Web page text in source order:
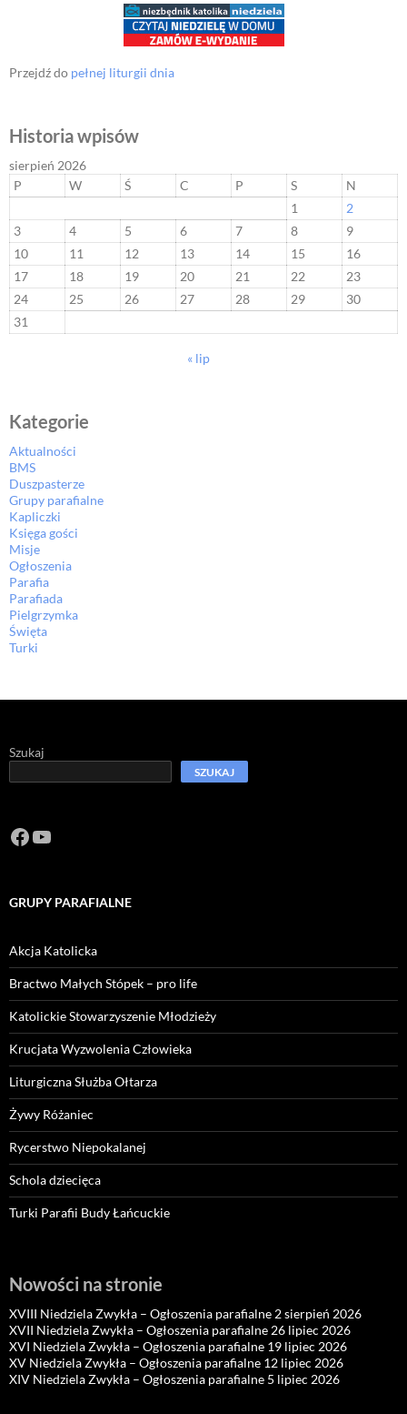
Przejdź do pełnej liturgii dnia
Historia wpisów
sierpień 2026
P
W Ś C P S
N
1
2
3
4 5 6 7 8
9
10
11 12 13 14 15
16
17
18 19 20 21 22
23
24
25 26 27 28 29
30
31
« lip
Kategorie
Aktualności
BMS
Duszpasterze
Grupy parafialne
Kapliczki
Księga gości
Misje
Ogłoszenia
Parafia
Parafiada
Pielgrzymka
Święta
Turki
Szukaj
SZUKAJ
Facebook
https://www.youtube.com/channel/
GRUPY PARAFIALNE
Akcja Katolicka
Bractwo Małych Stópek – pro life
Katolickie Stowarzyszenie Młodzieży
Krucjata Wyzwolenia Człowieka
Liturgiczna Służba Ołtarza
Żywy Różaniec
Rycerstwo Niepokalanej
Schola dziecięca
Turki Parafii Budy Łańcuckie
Nowości na stronie
XVIII Niedziela Zwykła – Ogłoszenia parafialne 2 sierpień 2026
XVII Niedziela Zwykła – Ogłoszenia parafialne 26 lipiec 2026
XVI Niedziela Zwykła – Ogłoszenia parafialne 19 lipiec 2026
XV Niedziela Zwykła – Ogłoszenia parafialne 12 lipiec 2026
XIV Niedziela Zwykła – Ogłoszenia parafialne 5 lipiec 2026